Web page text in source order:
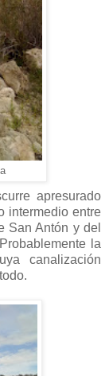
apresurado
intermedio entre
San Antón y del
la
canalización